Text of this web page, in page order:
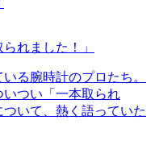
れました！」
る腕時計のプロたち。
つい「一本取られ
いて、熱く語っていた